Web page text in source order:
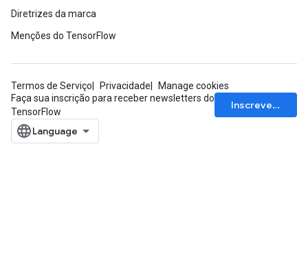
Diretrizes da marca
Menções do TensorFlow
Termos de Serviço Privacidade
Manage cookies
Faça sua inscrição para receber newsletters do
TensorFlow
Inscrever-se